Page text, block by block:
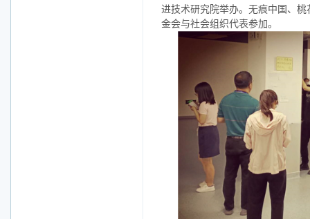
进技术研究院举办。无痕中国、
金会与社会组织代表参加。